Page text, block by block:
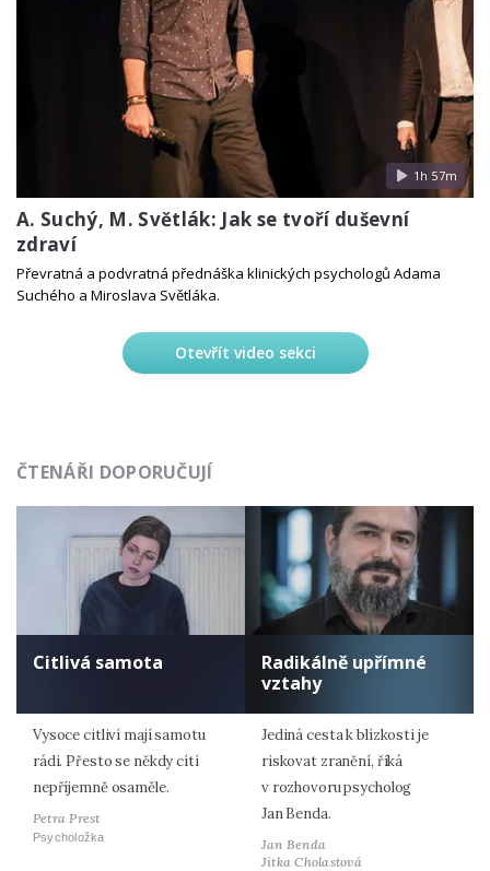
1h 57m
A. Suchý, M. Světlák: Jak se tvoří duševní
zdraví
Převratná a podvratná přednáška klinických psychologů Adama
Suchého a Miroslava Světláka.
Otevřít video sekci
ČTENÁŘI DOPORUČUJÍ
Citlivá samota
Vysoce citliví mají samotu
rádi. Přesto se někdy cítí
nepříjemně osaměle.
Petra Prest
Psycholožka
Radikálně upřímné
vztahy
Jediná cesta k blízkosti je
riskovat zranění, říká
v rozhovoru psycholog
Jan Benda.
Jan Benda
Jitka Cholastová